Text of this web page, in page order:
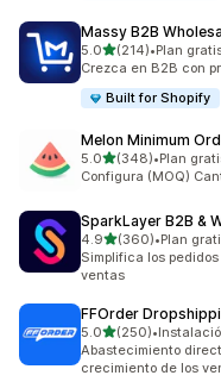
Massy B2B
5.0de 5 estrellas
(214)
214 reseñas en total
•Plan
Crezca en B2B con
Built for Shopify
Melon Minimum
5.0de 5 estrellas
(348)
348 reseñas en total
•Plan
Configura (MOQ)
SparkLayer B2B &
4.9de 5 estrellas
(360)
360 reseñas en total
•Plan
Simplifica los
ventas
FFOrder
5.0de 5 estrellas
(250)
250 reseñas en total
•
Abastecimiento
crecimiento de los